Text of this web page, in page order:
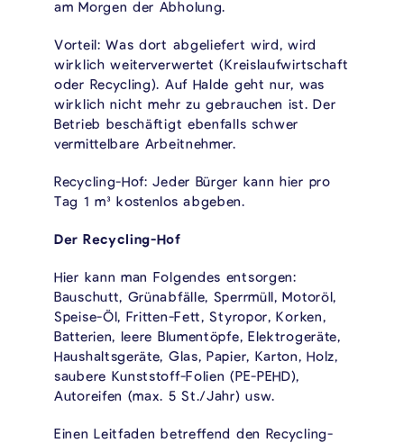
am Morgen der Abholung.
Vorteil: Was dort abgeliefert wird, wird
wirklich weiterverwertet (Kreislaufwirtschaft
oder Recycling). Auf Halde geht nur, was
wirklich nicht mehr zu gebrauchen ist. Der
Betrieb beschäftigt ebenfalls schwer
vermittelbare Arbeitnehmer.
Recycling-Hof: Jeder Bürger kann hier pro
Tag 1 m³ kostenlos abgeben.
Der Recycling-Hof
Hier kann man Folgendes entsorgen:
Bauschutt, Grünabfälle, Sperrmüll, Motoröl,
Speise-Öl, Fritten-Fett, Styropor, Korken,
Batterien, leere Blumentöpfe, Elektrogeräte,
Haushaltsgeräte, Glas, Papier, Karton, Holz,
saubere Kunststoff-Folien (PE-PEHD),
Autoreifen (max. 5 St./Jahr) usw.
Einen Leitfaden betreffend den Recycling-